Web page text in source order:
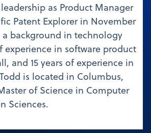
as Product Manager
Patent Explorer in November
a background in technology
experience in software product
and 15 years of experience in
is located in Columbus,
of Science in Computer
Sciences.